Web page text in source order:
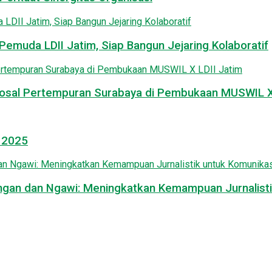
LDII Jatim, Siap Bangun Jejaring Kolaboratif
Pertempuran Surabaya di Pembukaan MUSWIL
2025
dan Ngawi: Meningkatkan Kemampuan